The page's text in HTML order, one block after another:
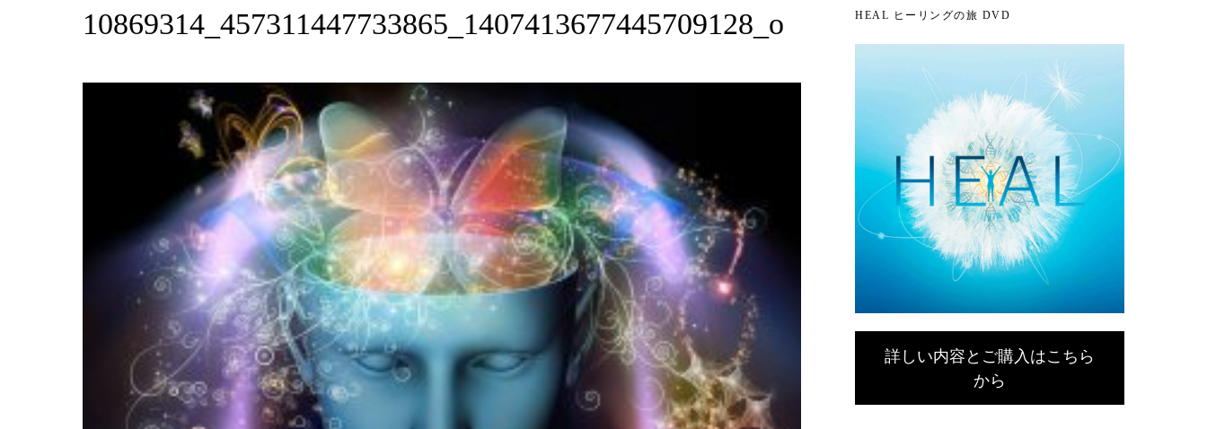
10869314_457311447733865_1407413677445709128_o HEAL ヒーリングの旅 DVD
詳しい内容とご購入はこちら
から